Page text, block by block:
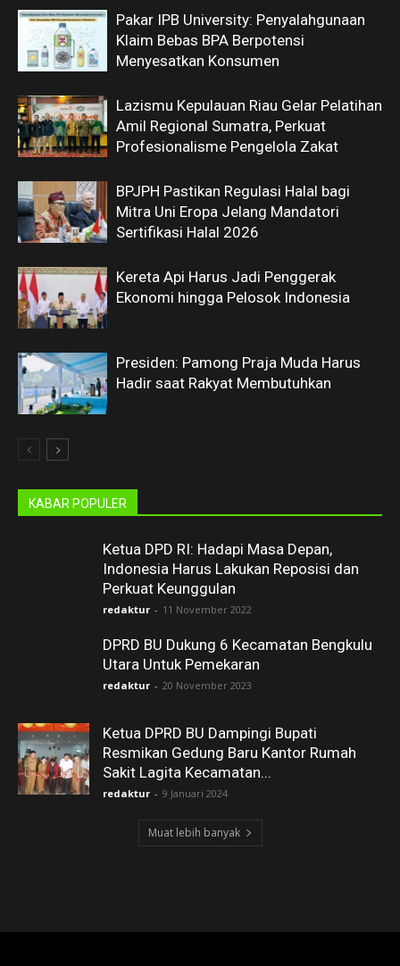
Pakar IPB University: Penyalahgunaan
Klaim Bebas BPA Berpotensi
Menyesatkan Konsumen
Lazismu Kepulauan Riau Gelar Pelatihan
Amil Regional Sumatra, Perkuat
Profesionalisme Pengelola Zakat
BPJPH Pastikan Regulasi Halal bagi
Mitra Uni Eropa Jelang Mandatori
Sertifikasi Halal 2026
Kereta Api Harus Jadi Penggerak
Ekonomi hingga Pelosok Indonesia
Presiden: Pamong Praja Muda Harus
Hadir saat Rakyat Membutuhkan
KABAR POPULER
Ketua DPD RI: Hadapi Masa Depan,
Indonesia Harus Lakukan Reposisi dan
Perkuat Keunggulan
redaktur - 11 November 2022
DPRD BU Dukung 6 Kecamatan Bengkulu
Utara Untuk Pemekaran
redaktur - 20 November 2023
Ketua DPRD BU Dampingi Bupati
Resmikan Gedung Baru Kantor Rumah
Sakit Lagita Kecamatan...
redaktur - 9 Januari 2024
Muat lebih banyak